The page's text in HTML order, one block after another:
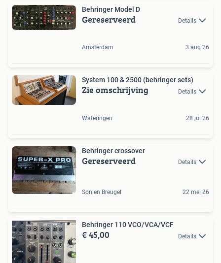
Behringer Model D
Gereserveerd Details
Amsterdam 3 aug 26
System 100 & 2500 (behringer sets)
Zie omschrijving Details
Wateringen 28 jul 26
Behringer crossover
Gereserveerd Details
Son en Breugel 22 mei 26
Behringer 110 VCO/VCA/VCF
€ 45,00 Details